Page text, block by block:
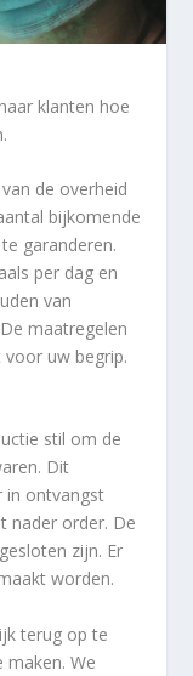
klanten hoe
de overheid
bijkomende
garanderen.
per dag en
van
maatregelen
uw begrip.
stil om de
Dit
in ontvangst
nader order. De
zijn. Er
worden.
terug op te
We